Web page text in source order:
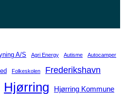
A/S Agri Energy Autisme Autocamper
Folkeskolen Frederikshavn
Hjørring Hjørring Kommune